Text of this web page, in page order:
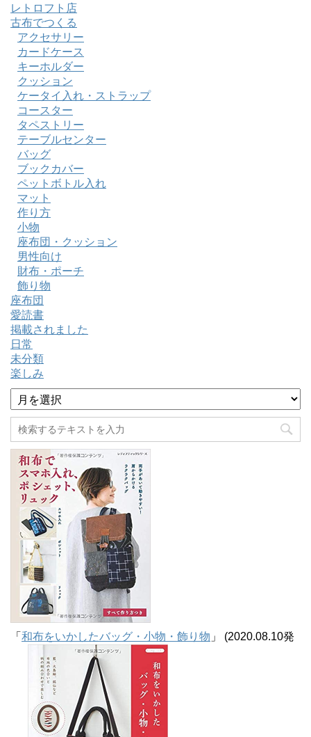
レトロフト店
古布でつくる
アクセサリー
カードケース
キーホルダー
クッション
ケータイ入れ・ストラップ
コースター
タペストリー
テーブルセンター
バッグ
ブックカバー
ペットボトル入れ
マット
作り方
小物
座布団・クッション
男性向け
財布・ポーチ
飾り物
座布団
愛読書
掲載されました
日常
未分類
楽しみ
ア
ー
カ
イ
ブ
「 和布をいかしたバッグ・小物・飾り物 」 (2020.08.10発